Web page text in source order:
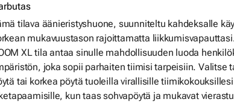
tilava äänieristyshuone, suunniteltu kahdeksalle
mukavuustason rajoittamatta
XL tila antaa sinulle mahdollisuuden luoda
joka sopii parhaiten tiimisi tarpeisiin. Valitse
tai korkea pöytä tuoleilla virallisille
kun taas sohvapöytä ja mukavat